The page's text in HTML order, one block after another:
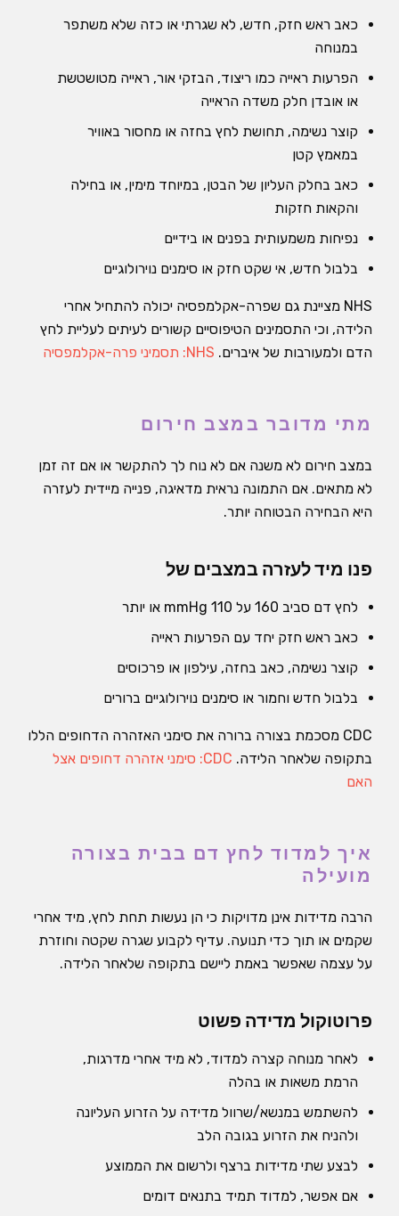
כאב ראש חזק, חדש, לא שגרתי או כזה שלא משתפר
במנוחה
הפרעות ראייה כמו ריצוד, הבזקי אור, ראייה מטושטשת
או אובדן חלק משדה הראייה
קוצר נשימה, תחושת לחץ בחזה או מחסור באוויר
במאמץ קטן
כאב בחלק העליון של הבטן, במיוחד מימין, או בחילה
והקאות חזקות
נפיחות משמעותית בפנים או בידיים
בלבול חדש, אי שקט חזק או סימנים נוירולוגיים
NHS מציינת גם שפרה-אקלמפסיה יכולה להתחיל אחרי
הלידה, וכי התסמינים הטיפוסיים קשורים לעיתים לעליית לחץ
הדם ולמעורבות של איברים. NHS: תסמיני פרה-אקלמפסיה
מתי מדובר במצב חירום
במצב חירום לא משנה אם לא נוח לך להתקשר או אם זה זמן
לא מתאים. אם התמונה נראית מדאיגה, פנייה מיידית לעזרה
היא הבחירה הבטוחה יותר.
פנו מיד לעזרה במצבים של
לחץ דם סביב 160 על 110 mmHg או יותר
כאב ראש חזק יחד עם הפרעות ראייה
קוצר נשימה, כאב בחזה, עילפון או פרכוסים
בלבול חדש וחמור או סימנים נוירולוגיים ברורים
CDC מסכמת בצורה ברורה את סימני האזהרה הדחופים הללו
בתקופה שלאחר הלידה.
CDC: סימני אזהרה דחופים אצל
האם
איך למדוד לחץ דם בבית בצורה
מועילה
הרבה מדידות אינן מדויקות כי הן נעשות תחת לחץ, מיד אחרי
שקמים או תוך כדי תנועה. עדיף לקבוע שגרה שקטה וחוזרת
על עצמה שאפשר באמת ליישם בתקופה שלאחר הלידה.
פרוטוקול מדידה פשוט
לאחר מנוחה קצרה למדוד, לא מיד אחרי מדרגות,
הרמת משאות או בהלה
להשתמש במנשא/שרוול מדידה על הזרוע העליונה
ולהניח את הזרוע בגובה הלב
לבצע שתי מדידות ברצף ולרשום את הממוצע
אם אפשר, למדוד תמיד בתנאים דומים